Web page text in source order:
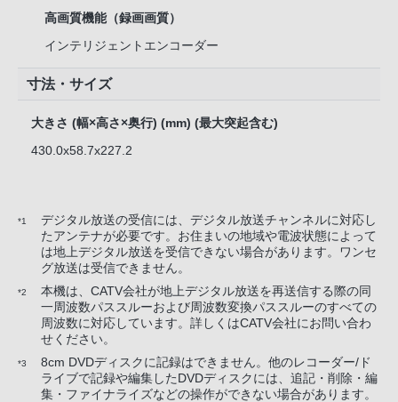
高画質機能（録画画質）
インテリジェントエンコーダー
寸法・サイズ
大きさ (幅×高さ×奥行) (mm) (最大突起含む)
430.0x58.7x227.2
*1
デジタル放送の受信には、デジタル放送チャンネルに対応し
たアンテナが必要です。お住まいの地域や電波状態によって
は地上デジタル放送を受信できない場合があります。ワンセ
グ放送は受信できません。
*2
本機は、CATV会社が地上デジタル放送を再送信する際の同
一周波数パススルーおよび周波数変換パススルーのすべての
周波数に対応しています。詳しくはCATV会社にお問い合わ
せください。
*3
8cm DVDディスクに記録はできません。他のレコーダー/ド
ライブで記録や編集したDVDディスクには、追記・削除・編
集・ファイナライズなどの操作ができない場合があります。